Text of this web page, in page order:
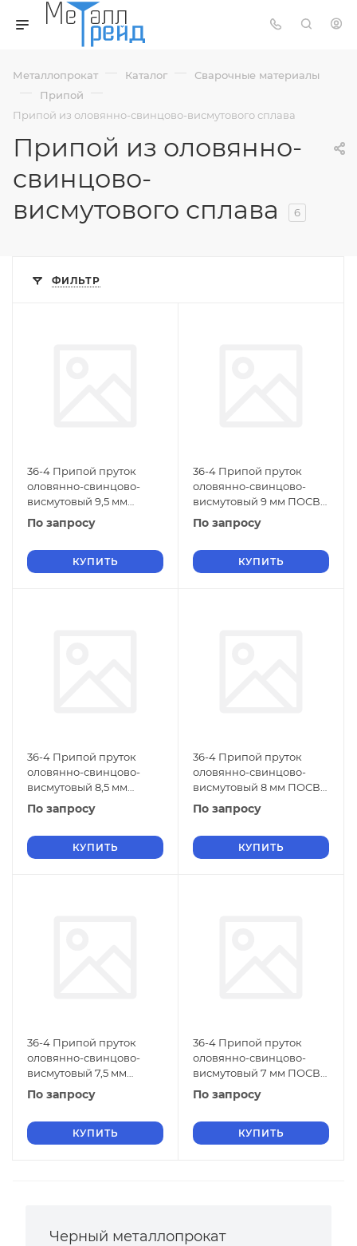
Металлопрокат — Каталог — Сварочные материалы
— Припой —
Припой из оловянно-свинцово-висмутового сплава
Припой из оловянно-
свинцово-
висмутового сплава
6
ФИЛЬТР
36-4 Припой пруток
оловянно-свинцово-
висмутовый 9,5 мм
ПОСВи 36-4 ОСТ 4Г
0.033.200
По запросу
КУПИТЬ
36-4 Припой пруток
оловянно-свинцово-
висмутовый 9 мм ПОСВи
36-4 ОСТ 4Г 0.033.200
По запросу
КУПИТЬ
36-4 Припой пруток
оловянно-свинцово-
висмутовый 8,5 мм
ПОСВи 36-4 ОСТ 4Г
0.033.200
По запросу
КУПИТЬ
36-4 Припой пруток
оловянно-свинцово-
висмутовый 8 мм ПОСВи
36-4 ОСТ 4Г 0.033.200
По запросу
КУПИТЬ
36-4 Припой пруток
оловянно-свинцово-
висмутовый 7,5 мм
ПОСВи 36-4 ОСТ 4Г
0.033.200
По запросу
КУПИТЬ
36-4 Припой пруток
оловянно-свинцово-
висмутовый 7 мм ПОСВи
36-4 ОСТ 4Г 0.033.200
По запросу
КУПИТЬ
Черный металлопрокат